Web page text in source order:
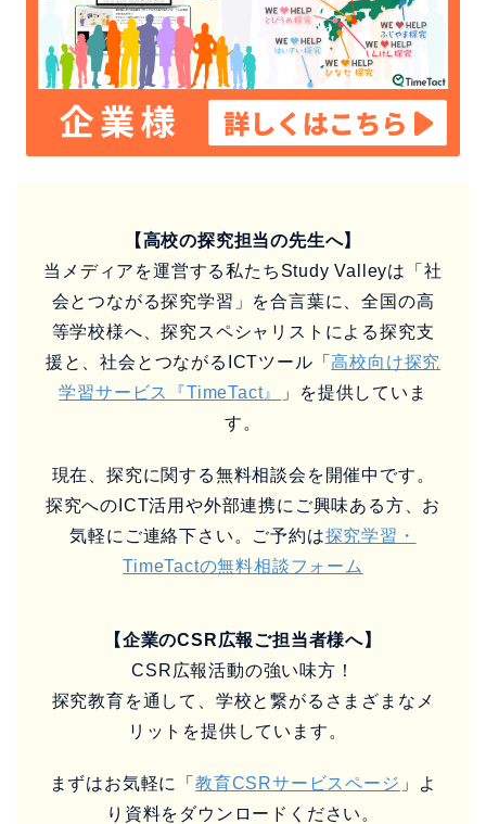
【高校の探究担当の先生へ】
当メディアを運営する私たちStudy Valleyは「社
会とつながる探究学習」を合言葉に、全国の高
等学校様へ、探究スペシャリストによる探究支
援と、社会とつながるICTツール「高校向け探究
学習サービス『TimeTact』
」を提供していま
す。
現在、探究に関する無料相談会を開催中です。
探究へのICT活用や外部連携にご興味ある方、お
気軽にご連絡下さい。ご予約は探究学習・
TimeTactの無料相談フォーム
【企業のCSR広報ご担当者様へ】
CSR広報活動の強い味方！
探究教育を通して、学校と繋がるさまざまなメ
リットを提供しています。
まずはお気軽に「教育CSRサービスページ 」よ
り資料をダウンロードください。